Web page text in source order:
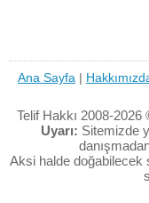
Ana Sayfa |
Telif Hakkı 2008-2026
Uyarı: Sitemizde
Aksi halde doğabilecek